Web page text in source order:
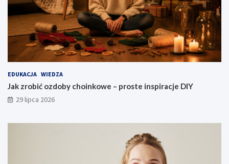
EDUKACJA WIEDZA
Jak zrobić ozdoby choinkowe – proste inspiracje DIY
29 lipca 2026